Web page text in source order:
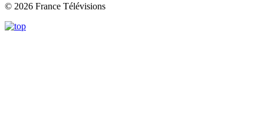
© 2026 France Télévisions